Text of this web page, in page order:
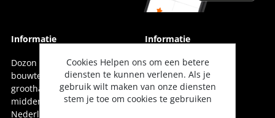
Informatie
Dozon Bouwtechniek is dé
bouwtechnische
groothandel voor oost-,
midden- en noord-
Nederland.
Informatie
Vestigingen
Onze collega's
Cookies Helpen ons om een betere
diensten te kunnen verlenen. Als je
gebruik wilt maken van onze diensten
stem je toe om cookies te gebruiken